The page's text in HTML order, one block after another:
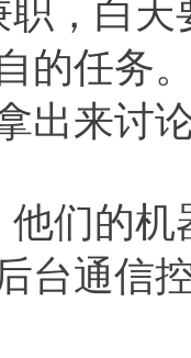
职，白
的任务
出来讨
的机
台通